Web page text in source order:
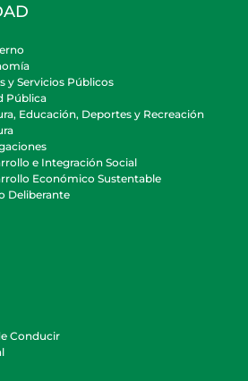
y Servicios Públicos
Pública
Educación, Deportes y Recreación
e Integración Social
Económico Sustentable
Deliberante
Conducir